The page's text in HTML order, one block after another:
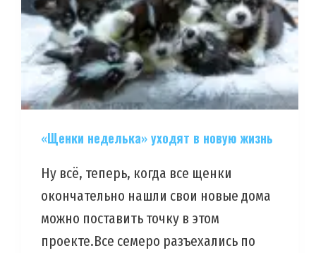
«Щенки неделька» уходят в новую жизнь
Ну всё, теперь, когда все щенки
окончательно нашли свои новые дома
можно поставить точку в этом
проекте.Все семеро разъехались по